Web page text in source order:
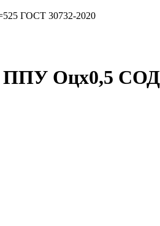
ГОСТ 30732-2020
ППУ Оцх0,5